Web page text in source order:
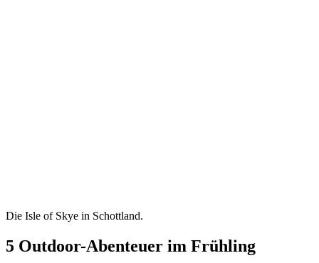
Die Isle of Skye in Schottland.
5 Outdoor-Abenteuer im Frühling